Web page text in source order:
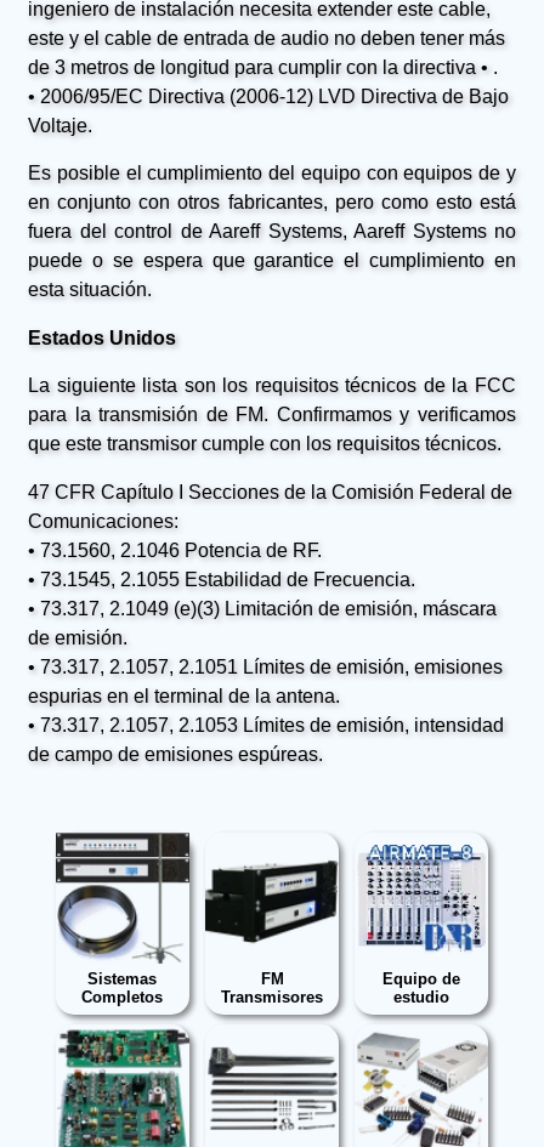
ingeniero de instalación necesita extender este cable,
este y el cable de entrada de audio no deben tener más
de 3 metros de longitud para cumplir con la directiva • .
• 2006/95/EC Directiva (2006-12) LVD Directiva de Bajo
Voltaje.
Es posible el cumplimiento del equipo con equipos de y
en conjunto con otros fabricantes, pero como esto está
fuera del control de Aareff Systems, Aareff Systems no
puede o se espera que garantice el cumplimiento en
esta situación.
Estados Unidos
La siguiente lista son los requisitos técnicos de la FCC
para la transmisión de FM. Confirmamos y verificamos
que este transmisor cumple con los requisitos técnicos.
47 CFR Capítulo I Secciones de la Comisión Federal de
Comunicaciones:
• 73.1560, 2.1046 Potencia de RF.
• 73.1545, 2.1055 Estabilidad de Frecuencia.
• 73.317, 2.1049 (e)(3) Limitación de emisión, máscara
de emisión.
• 73.317, 2.1057, 2.1051 Límites de emisión, emisiones
espurias en el terminal de la antena.
• 73.317, 2.1057, 2.1053 Límites de emisión, intensidad
de campo de emisiones espúreas.
Sistemas
Completos
FM
Transmisores
Equipo de
estudio